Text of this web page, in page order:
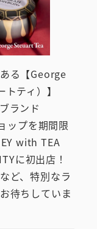
る【George
ティ）】
ランド
ップを期間限
with TEA
に初出店！
ど、特別なラ
待ちしていま